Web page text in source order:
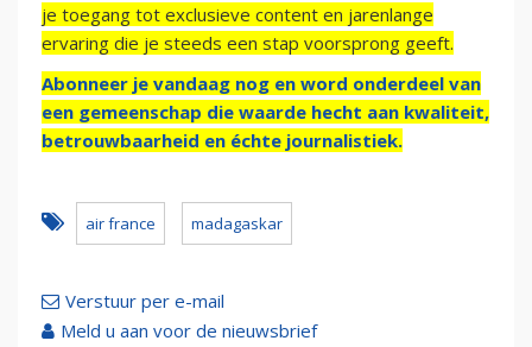
je toegang tot exclusieve content en jarenlange
ervaring die je steeds een stap voorsprong geeft.
Abonneer je vandaag nog en word onderdeel van
een gemeenschap die waarde hecht aan kwaliteit,
betrouwbaarheid en échte journalistiek.
air france madagaskar
Verstuur per e-mail
Meld u aan voor de nieuwsbrief